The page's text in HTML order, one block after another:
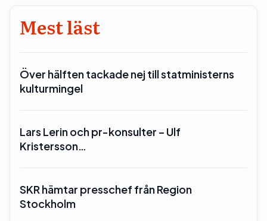
Mest läst
Över hälften tackade nej till statministerns
kulturmingel
Lars Lerin och pr-konsulter – Ulf
Kristersson…
SKR hämtar presschef från Region
Stockholm